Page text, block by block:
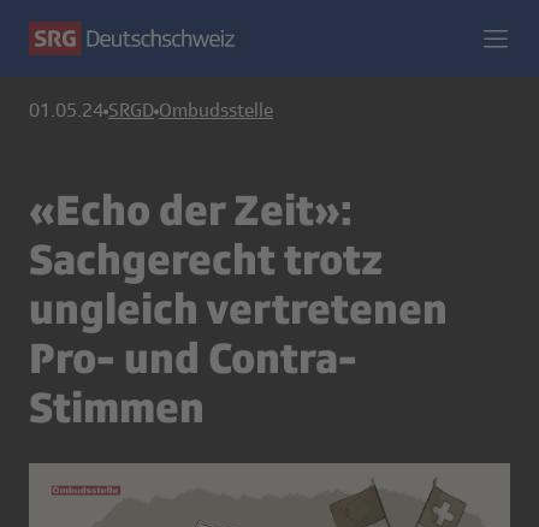
01.05.24 SRGD Ombudsstelle
«Echo der Zeit»:
Sachgerecht trotz
ungleich vertretenen
Pro- und Contra-
Stimmen